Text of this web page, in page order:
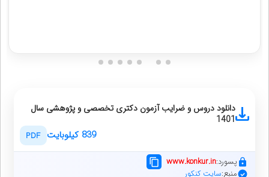
دانلود دروس و ضرایب آزمون دکتری تخصصی و پژوهشی سال
1401
839 کیلوبایت PDF
منبع:سایت کنکور
پسورد:www.konkur.in